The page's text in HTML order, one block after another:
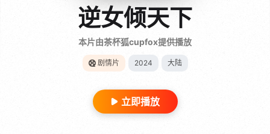
逆女倾天下
本片由茶杯狐cupfox提供播放
剧情片 2024 大陆
立即播放